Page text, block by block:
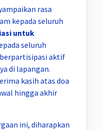
rasa
kepada seluruh
untuk
seluruh
aktif
di lapangan.
kasih atas doa
hingga akhir
ini, diharapkan